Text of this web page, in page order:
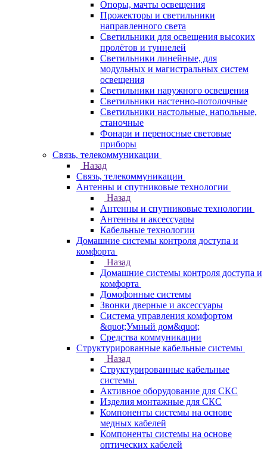
Опоры, мачты освещения
Прожекторы и светильники
направленного света
Светильники для освещения высоких
пролётов и туннелей
Светильники линейные, для
модульных и магистральных систем
освещения
Светильники наружного освещения
Светильники настенно-потолочные
Светильники настольные, напольные,
станочные
Фонари и переносные световые
приборы
Связь, телекоммуникации
Назад
Связь, телекоммуникации
Антенны и спутниковые технологии
Назад
Антенны и спутниковые технологии
Антенны и аксессуары
Кабельные технологии
Домашние системы контроля доступа и
комфорта
Назад
Домашние системы контроля доступа и
комфорта
Домофонные системы
Звонки дверные и аксессуары
Система управления комфортом
&quot;Умный дом&quot;
Средства коммуникации
Структурированные кабельные системы
Назад
Структурированные кабельные
системы
Активное оборудование для СКС
Изделия монтажные для СКС
Компоненты системы на основе
медных кабелей
Компоненты системы на основе
оптических кабелей